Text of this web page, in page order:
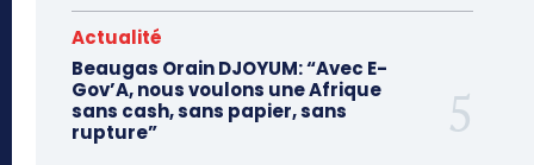
Actualité
Beaugas Orain DJOYUM: “Avec E-
Gov’A, nous voulons une Afrique
sans cash, sans papier, sans
rupture”